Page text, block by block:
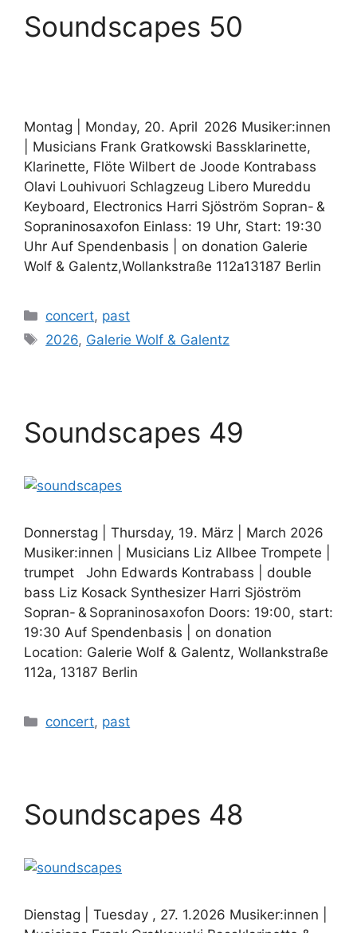
Soundscapes 50
Montag | Monday, 20. April 2026 Musiker:innen
| Musicians Frank Gratkowski Bassklarinette,
Klarinette, Flöte Wilbert de Joode Kontrabass
Olavi Louhivuori Schlagzeug Libero Mureddu
Keyboard, Electronics Harri Sjöström Sopran- &
Sopraninosaxofon Einlass: 19 Uhr, Start: 19:30
Uhr Auf Spendenbasis | on donation Galerie
Wolf & Galentz,Wollankstraße 112a13187 Berlin
Kategorien
concert, past
Schlagwörter
2026, Galerie Wolf & Galentz
Soundscapes 49
Donnerstag | Thursday, 19. März | March 2026
Musiker:innen | Musicians Liz Allbee Trompete |
trumpet John Edwards Kontrabass | double
bass Liz Kosack Synthesizer Harri Sjöström
Sopran- & Sopraninosaxofon Doors: 19:00, start:
19:30 Auf Spendenbasis | on donation
Location: Galerie Wolf & Galentz, Wollankstraße
112a, 13187 Berlin
Kategorien
concert, past
Soundscapes 48
Dienstag | Tuesday , 27. 1.2026 Musiker:innen |